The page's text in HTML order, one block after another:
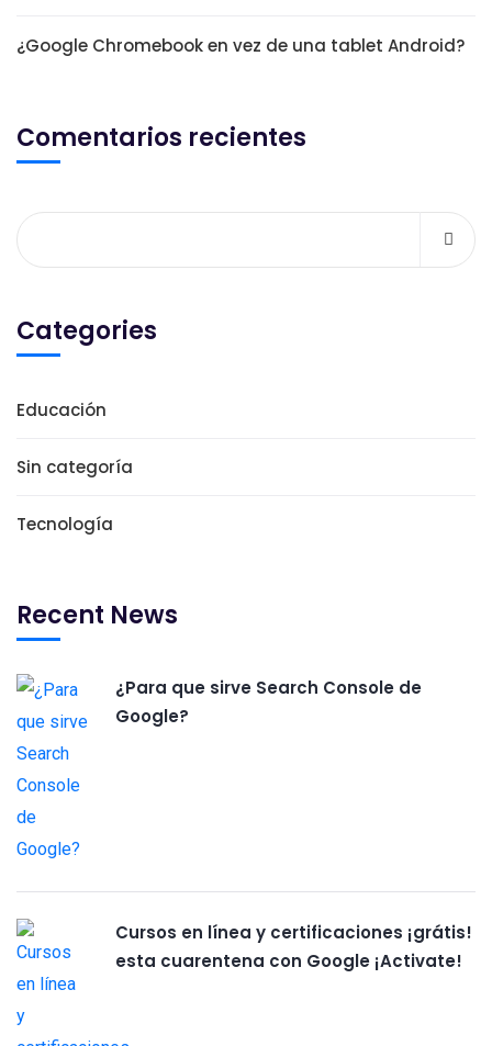
¿Google Chromebook en vez de una tablet Android?
Comentarios recientes
Categories
Educación
Sin categoría
Tecnología
Recent News
¿Para que sirve Search Console de
Google?
Cursos en línea y certificaciones ¡grátis!
esta cuarentena con Google ¡Activate!